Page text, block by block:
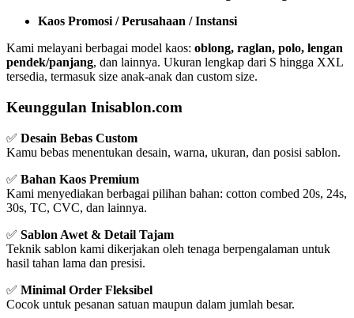
Kaos Promosi / Perusahaan / Instansi
Kami melayani berbagai model kaos: oblong, raglan, polo, lengan
pendek/panjang, dan lainnya. Ukuran lengkap dari S hingga XXL
tersedia, termasuk size anak-anak dan custom size.
Keunggulan Inisablon.com
✅ Desain Bebas Custom
Kamu bebas menentukan desain, warna, ukuran, dan posisi sablon.
✅ Bahan Kaos Premium
Kami menyediakan berbagai pilihan bahan: cotton combed 20s, 24s,
30s, TC, CVC, dan lainnya.
✅ Sablon Awet & Detail Tajam
Teknik sablon kami dikerjakan oleh tenaga berpengalaman untuk
hasil tahan lama dan presisi.
✅ Minimal Order Fleksibel
Cocok untuk pesanan satuan maupun dalam jumlah besar.